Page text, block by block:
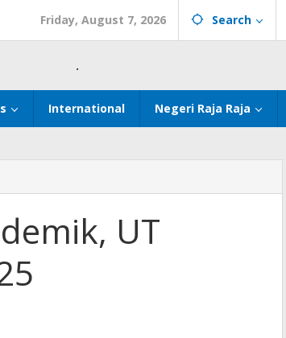
Friday, August 7, 2026 Search
.
International Negeri Raja Raja
UT